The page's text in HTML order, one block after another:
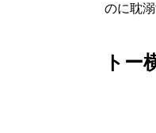
のに耽
トー